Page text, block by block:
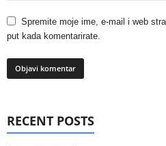
Spremite moje ime, e-mail i web
put kada komentarirate.
RECENT POSTS